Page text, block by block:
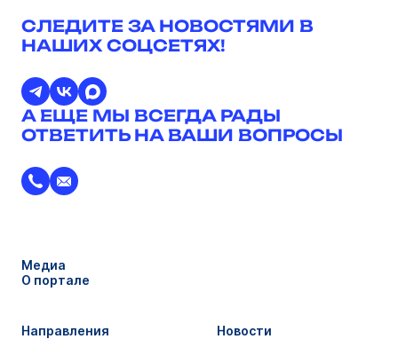
СЛЕДИТЕ ЗА НОВОСТЯМИ В
НАШИХ СОЦСЕТЯХ!
А ЕЩЕ МЫ ВСЕГДА РАДЫ
ОТВЕТИТЬ НА ВАШИ ВОПРОСЫ
Медиа
О портале
Направления
Новости